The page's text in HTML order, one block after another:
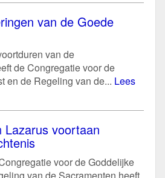
van de Goede
van de
de Congregatie voor de
en de Regeling van de... Lees
voortaan
voor de Goddelijke